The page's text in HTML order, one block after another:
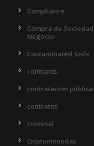
Compliance
Compra de
Negocio
Contaminated Soils
contracts
contratación pública
contratos
Criminal
Criptomonedas